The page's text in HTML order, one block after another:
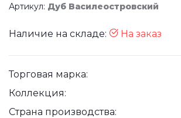
Артикул: Дуб Василеостровский
Наличие на складе: На заказ
Торговая марка:
Коллекция:
Страна производства: